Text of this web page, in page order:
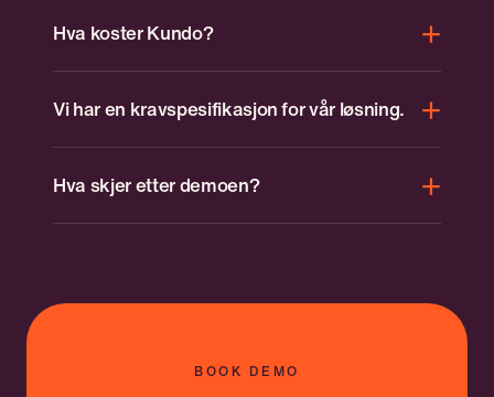
Hva koster Kundo?
tilpasses etter brukere, volum og hvilke
Vi har en kravspesifikasjon for vår løsning.
med en gang. Da kan vi se over om vi oppfyller
Hva skjer etter demoen?
BOOK DEMO